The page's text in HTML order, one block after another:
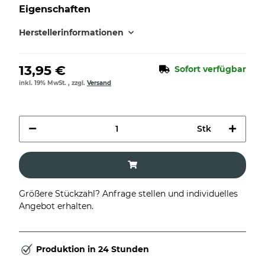
Eigenschaften
Herstellerinformationen
13,95 € Sofort verfügbar
inkl. 19% MwSt. , zzgl. Versand
Stk
Größere Stückzahl? Anfrage stellen und individuelles
Angebot erhalten.
Produktion in 24 Stunden